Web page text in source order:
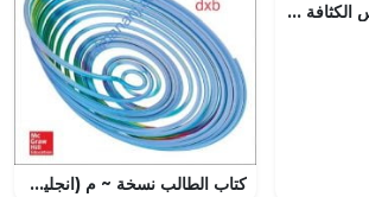
عرض بوربوينت لدرس الكثافة والزيادة السكانية
كتاب الطالب نسخة ~ م (انجليزي)نهج انجليزي (رياضيات) الثاني عشر المتقدم